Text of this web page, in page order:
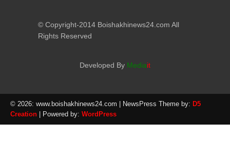
© Copyright-2014 Boishakhinews24.com All
Rights Reserved
Developed By Mediait
© 2026: www.boishakhinews24.com | NewsPress Theme by: D5
Creation | Powered by: WordPress